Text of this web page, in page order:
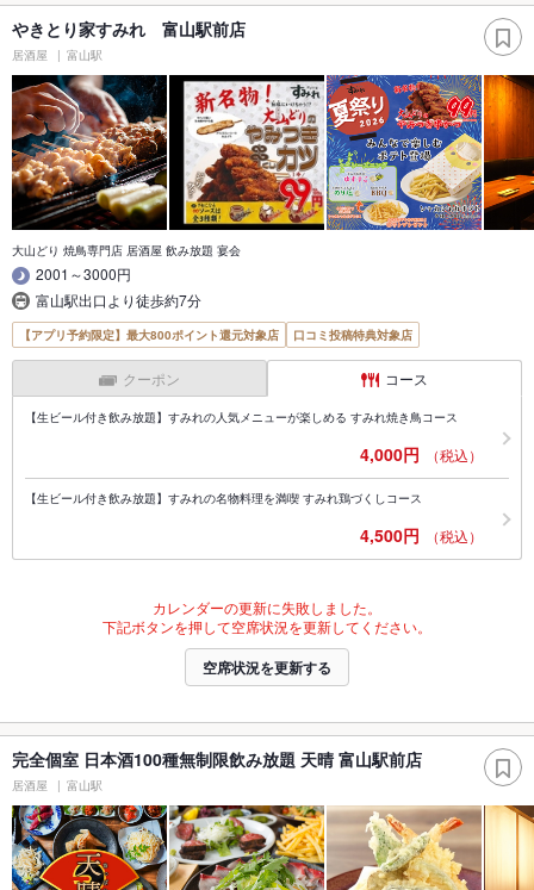
やきとり家すみれ 富山駅前店
居酒屋 富山駅
大山どり 焼鳥専門店 居酒屋 飲み放題 宴会
2001～3000円
富山駅出口より徒歩約7分
【アプリ予約限定】最大800ポイント還元対象店 口コミ投稿特典対象店
クーポン コース
【生ビール付き飲み放題】すみれの人気メニューが楽しめる すみれ焼き鳥コース
4,000円 （税込）
【生ビール付き飲み放題】すみれの名物料理を満喫 すみれ鶏づくしコース
4,500円 （税込）
カレンダーの更新に失敗しました。
下記ボタンを押して空席状況を更新してください。
空席状況を更新する
完全個室 日本酒100種無制限飲み放題 天晴 富山駅前店
居酒屋 富山駅